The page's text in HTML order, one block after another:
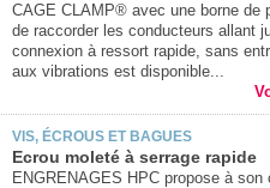
CAGE CLAMP® avec une borne de
de raccorder les conducteurs allant
connexion à ressort rapide, sans
aux vibrations est disponible...
VIS, ÉCROUS ET BAGUES
Ecrou moleté à serrage rapide
ENGRENAGES HPC propose à son